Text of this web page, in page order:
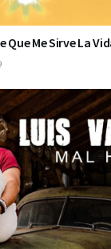
Que Me Sirve La